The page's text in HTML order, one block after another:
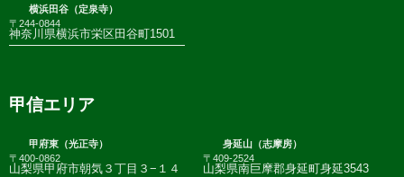
横浜田谷（定泉寺）
〒244-0844
神奈川県横浜市栄区田谷町1501
甲信エリア
甲府東（光正寺）
〒400-0862
山梨県甲府市朝気３丁目３−１４
身延山（志摩房）
〒409-2524
山梨県南巨摩郡身延町身延3543